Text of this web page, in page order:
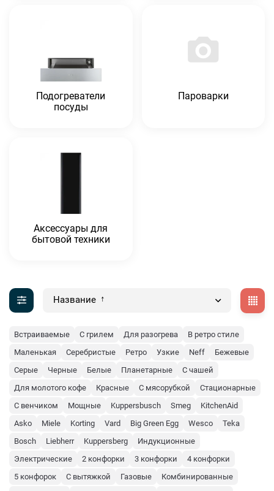
Подогреватели
посуды
Пароварки
Аксессуары для
бытовой техники
Название
Встраиваемые С грилем Для разогрева
В ретро стиле
Маленькая
Серебристые Ретро Узкие Neff
Бежевые
Серые
Черные Белые Планетарные
С чашей
Для молотого кофе
Красные С мясорубкой
Стационарные
С венчиком
Мощные Kuppersbusch Smeg
KitchenAid
Asko
Miele Korting Vard Big Green Egg Wesco
Teka
Bosch
Liebherr Kuppersberg
Индукционные
Электрические
2 конфорки 3 конфорки
4 конфорки
5 конфорок
С вытяжкой Газовые
Комбинированные